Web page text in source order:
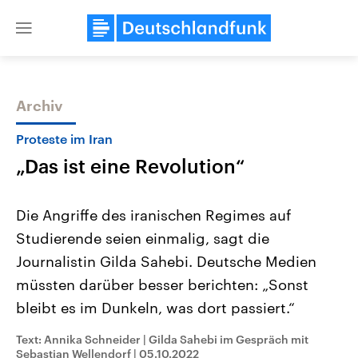
Close
Themen
Landtagswahl Sachsen-Anhalt
2026
Alle Informationen
Sachsen-Anhalt wählt am 6.
Landtag. Seit 2021 wird das
Bundesland von einer Koalition aus
USA
Aktuelle Beiträge,
Hintergründe
Wirtschaftlich und
den mächtigsten Ländern
Archiv
Proteste im Iran
„Das ist eine Revolution“
Die Angriffe des iranischen Regimes auf
Studierende seien einmalig, sagt die
Journalistin Gilda Sahebi. Deutsche Medien
müssten darüber besser berichten: „Sonst
bleibt es im Dunkeln, was dort passiert.“
Text: Annika Schneider | Gilda Sahebi im Gespräch mit
Sebastian Wellendorf | 05.10.2022